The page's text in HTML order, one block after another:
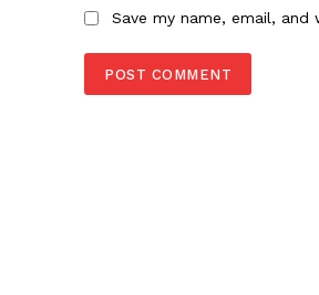
Save my name, email,